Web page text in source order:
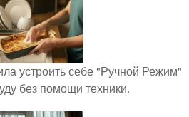
устроить себе "Ручной Режим"
без помощи техники.